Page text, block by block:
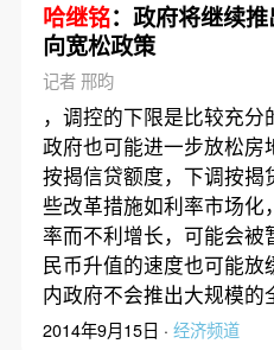
哈继铭：政府将继续
向宽松政策
记者 邢昀
，调控的下限是比较充分
政府也可能进一步放松房
按揭信贷额度，下调按揭
些改革措施如利率市场化
率而不利增长，可能会被
民币升值的速度也可能放
内政府不会推出大规模
2014年9月15日 · 经济频道